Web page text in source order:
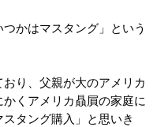
かはマスタング」という
り、父親が大のアメリカ
くアメリカ贔屓の家庭に
タング購入」と思いき